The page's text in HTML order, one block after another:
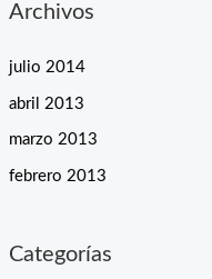
Archivos
julio 2014
abril 2013
marzo 2013
febrero 2013
Categorías